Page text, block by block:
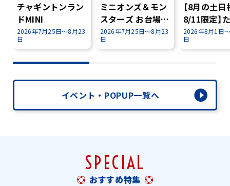
チャギントンラン
ドMINI
2026年7月25日～8月23
日
ミニオンズ＆モン
スターズ お台場大
冒険スタンプラリ
ー開催！
2026年7月25日～8月23
日
【8月の土日
8/11限定】
き×チャギ
✨
2026年8月1日
日
イベント・POPUP一覧へ
SPECIAL
おすすめ特集